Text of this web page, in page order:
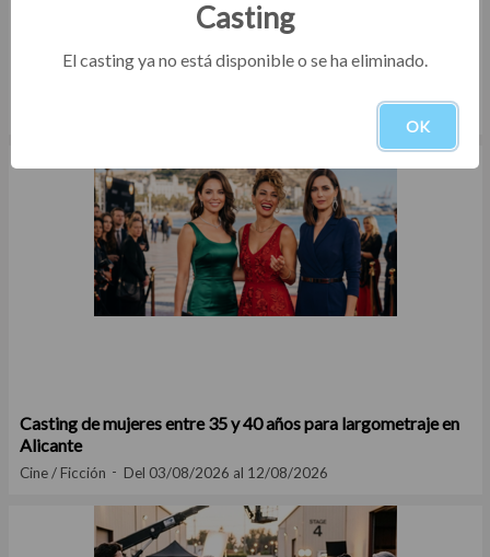
Casting actores, actrices y bailarines de todas las edades
Casting de mujeres entre 35 y 40 años para largometraje en
Alicante
Cine / Ficción Del 03/08/2026 al 12/08/2026
Casting
El casting ya no está disponible o se ha eliminado.
OK